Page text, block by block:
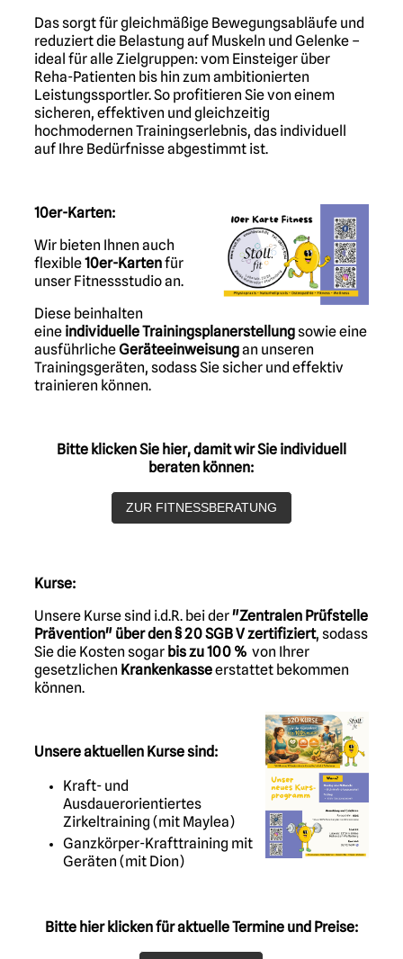
Das sorgt für gleichmäßige Bewegungsabläufe und
reduziert die Belastung auf Muskeln und Gelenke –
ideal für alle Zielgruppen: vom Einsteiger über
Reha-Patienten bis hin zum ambitionierten
Leistungssportler. So profitieren Sie von einem
sicheren, effektiven und gleichzeitig
hochmodernen Trainingserlebnis, das individuell
auf Ihre Bedürfnisse abgestimmt ist.
10er-Karten:
Wir bieten Ihnen auch
flexible10er-Kartenfür
unser Fitnessstudio an.
Diese beinhalten
eine individuelle Trainingsplanerstellungsowie eine
ausführlicheGeräteeinweisungan unseren
Trainingsgeräten, sodass Sie sicher und effektiv
trainieren können.
Bitte klicken Sie hier, damit wir Sie individuell
beraten können:
ZUR FITNESSBERATUNG
Kurse:
Unsere Kurse sind i.d.R. bei der"Zentralen Prüfstelle
Prävention" über den § 20 SGB V zertifiziert, sodass
Sie die Kosten sogar bis zu 100 % von Ihrer
gesetzlichen Krankenkasseerstattet bekommen
können.
Unsere aktuellen Kurse sind:
Kraft- und
Ausdauerorientiertes
Zirkeltraining (mit Maylea)
Ganzkörper-Krafttraining mit
Geräten (mit Dion)
Bitte hier klicken für aktuelle Termine und Preise: